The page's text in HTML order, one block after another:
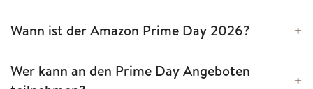
Wann ist der Amazon Prime Day 2026?
Wer kann an den Prime Day Angeboten